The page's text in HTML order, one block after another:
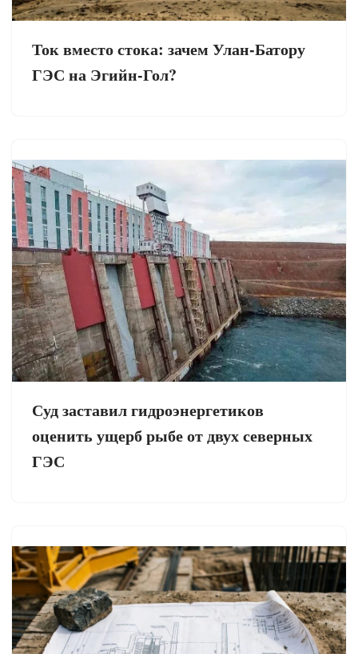
Ток вместо стока: зачем Улан-Батору
ГЭС на Эгийн-Гол?
Суд заставил гидроэнергетиков
оценить ущерб рыбе от двух северных
ГЭС